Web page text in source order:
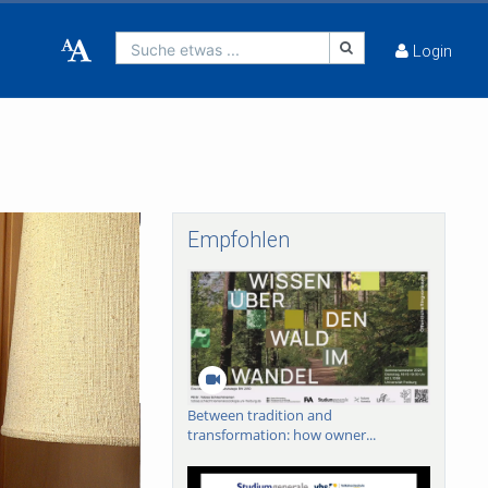
Suche etwas ... Login
Empfohlen
Between tradition and
transformation: how owner...